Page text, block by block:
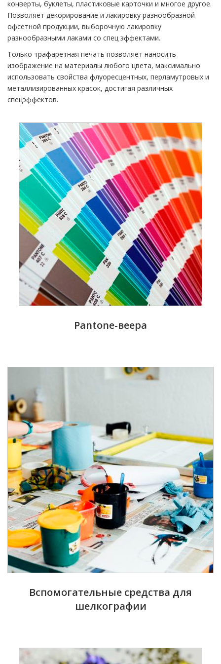
конверты, буклеты, пластиковые карточки и многое другое.
Позволяет декорирование и лакировку разнообразной
офсетной продукции, выборочную лакировку
разнообразными лаками со спец эффектами.
Только трафаретная печать позволяет наносить
изображение на материалы любого цвета, максимально
использовать свойства флуоресцентных, перламутровых и
металлизированных красок, достигая различных
спецэффектов.
Pantone-веера
Вспомогательные средства для
шелкографии